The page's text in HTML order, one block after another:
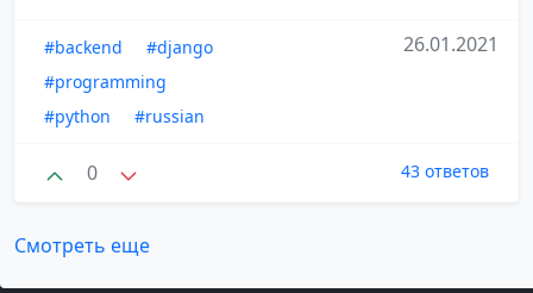
#backend
#django
#programming
#python
#russian
26.01.2021
0 43 ответов
Смотреть еще